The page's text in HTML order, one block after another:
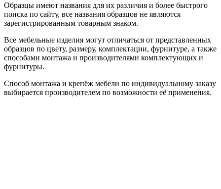
Образцы имеют названия для их различия и более быстрого
поиска по сайту, все названия образцов не являются
зарегистрированным товарным знаком.
Все мебельные изделия могут отличаться от представленных
образцов по цвету, размеру, комплектации, фурнитуре, а также
способами монтажа и производителями комплектующих и
фурнитуры.
Способ монтажа и крепёж мебели по индивидуальному заказу
выбирается производителем по возможности её применения.